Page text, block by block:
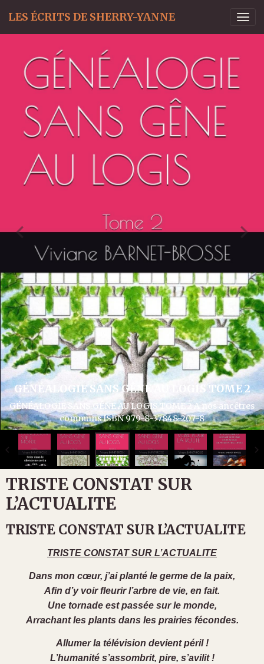
LES ÉCRITS DE SHERRY-YANNE
GÉNÉALOGIE SANS GÊNE AU LOGIS TOME 3
GÉNÉALOGIE SANS GÊNE AU LOGIS TOME 3 Articles divers
généalogie et histoire ISBN 979-8-37932-286-1
TRISTE CONSTAT SUR
L’ACTUALITE
TRISTE CONSTAT SUR L’ACTUALITE
TRISTE CONSTAT SUR L’ACTUALITE
Dans mon cœur, j’ai planté le germe de la paix,
Afin d’y voir fleurir l’arbre de vie, en fait.
Une tornade est passée sur le monde,
Arrachant les plants dans les prairies fécondes.
Allumer la télévision devient péril !
L’humanité s’assombrit, pire, s’avilit !